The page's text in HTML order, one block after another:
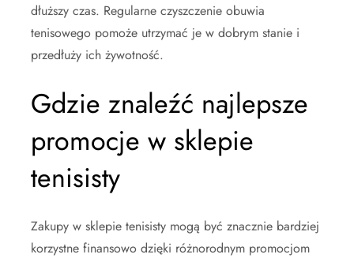
dłuższy czas. Regularne czyszczenie obuwia
tenisowego pomoże utrzymać je w dobrym stanie i
przedłuży ich żywotność.
Gdzie znaleźć najlepsze
promocje w sklepie
tenisisty
Zakupy w sklepie tenisisty mogą być znacznie bardziej
korzystne finansowo dzięki różnorodnym promocjom